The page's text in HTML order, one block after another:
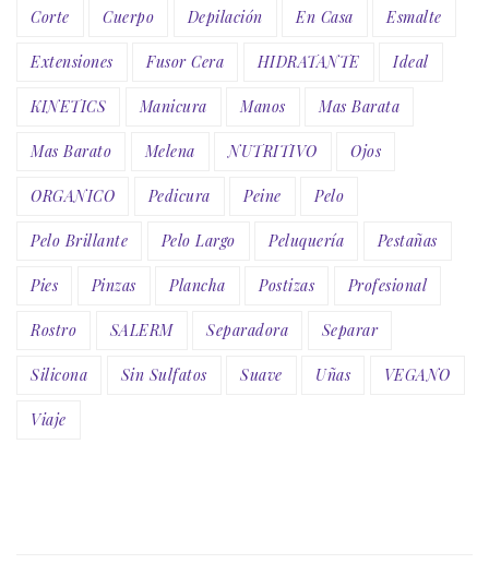
Corte Cuerpo Depilación En Casa Esmalte
Extensiones Fusor Cera HIDRATANTE Ideal
KINETICS Manicura Manos Mas Barata
Mas Barato Melena NUTRITIVO Ojos
ORGANICO Pedicura Peine Pelo
Pelo Brillante Pelo Largo Peluquería Pestañas
Pies Pinzas Plancha Postizas Profesional
Rostro SALERM Separadora Separar
Silicona Sin Sulfatos Suave Uñas VEGANO
Viaje